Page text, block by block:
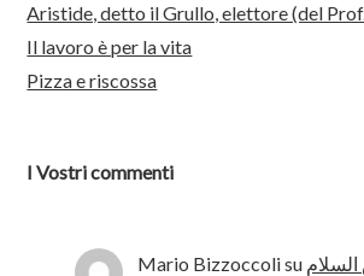
Aristide, detto il Grullo, elettore (del
Il lavoro è per la vita
Pizza e riscossa
I Vostri commenti
Mario Bizzoccolisu